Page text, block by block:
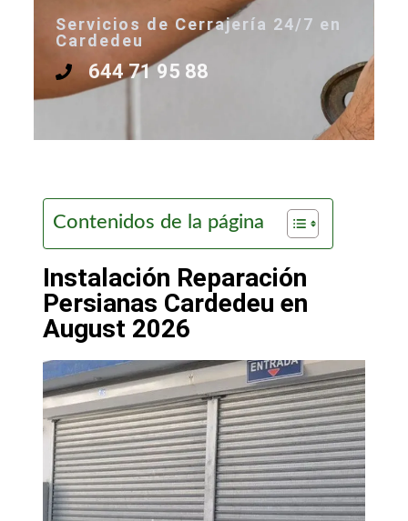
Servicios de Cerrajería 24/7 en
Cardedeu
644 71 95 88
Contenidos de la página
Instalación Reparación
Persianas Cardedeu en
August 2026